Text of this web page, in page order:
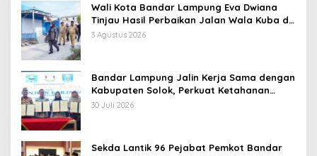
Wali Kota Bandar Lampung Eva Dwiana
Tinjau Hasil Perbaikan Jalan Wala Kuba di
Way Laga
3 Agustus 2026
Bandar Lampung Jalin Kerja Sama dengan
Kabupaten Solok, Perkuat Ketahanan
Pangan dan Kendalikan Inflasi
30 Juli 2026
Sekda Lantik 96 Pejabat Pemkot Bandar